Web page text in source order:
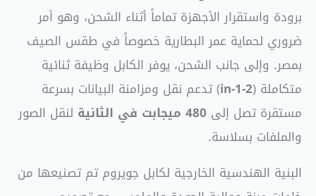
برودة واستقرار الأجهزة تماماً أثناء الشحن، وهو أمر
ضروري لحماية عمر البطارية خصوصاً في طقس الصيف
بمصر. وإلى جانب الشحن، يوفر الكابل وظيفة ثنائية
متكاملة (2-in-1
) تدعم نقل ومزامنة البيانات بسرعة
مستقرة تصل إلى 480 ميجابت في الثانية
لنقل الصور
والملفات بسلاسة.
البنية الهندسية الخارجية لكابل جويروم تم تصنيعها من